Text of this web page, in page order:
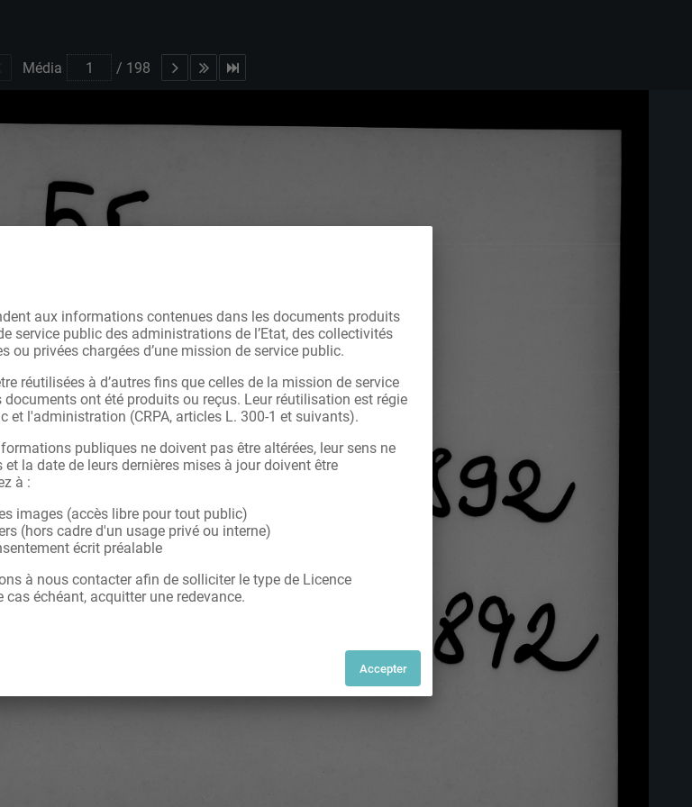
Média / 198
aux informations contenues dans les documents produits
service public des administrations de l’Etat, des collectivités
ou privées chargées d’une mission de service public.
réutilisées à d’autres fins que celles de la mission de service
ont été produits ou reçus. Leur réutilisation est régie
et l'administration (CRPA, articles L. 300-1 et suivants).
publiques ne doivent pas être altérées, leur sens ne
la date de leurs dernières mises à jour doivent être
à :
images (accès libre pour tout public)
(hors cadre d'un usage privé ou interne)
écrit préalable
à nous contacter afin de solliciter le type de Licence
échéant, acquitter une redevance.